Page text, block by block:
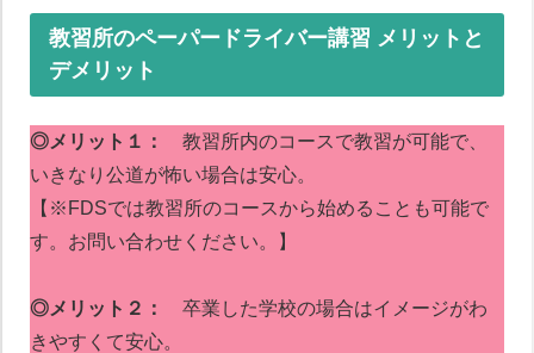
教習所のペーパードライバー講習 メリットと
デメリット
◎メリット１：
教習所内のコースで教習が可能で、
いきなり公道が怖い場合は安心。
【※FDSでは教習所のコースから始めることも可能で
す。お問い合わせください。】
◎メリット２：
卒業した学校の場合はイメージがわ
きやすくて安心。